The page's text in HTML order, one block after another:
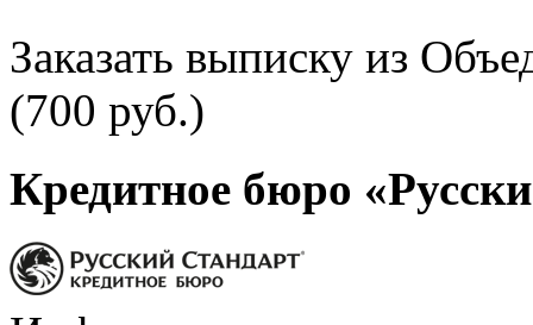
Заказать выписку из
(700 руб.)
Кредитное бюро